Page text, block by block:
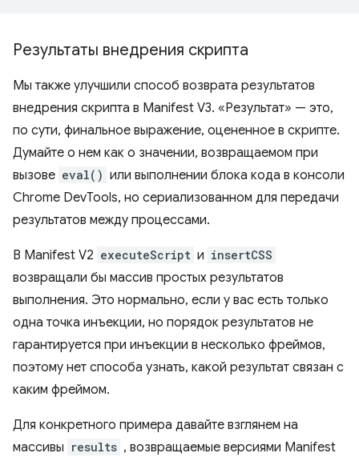
Результаты внедрения скрипта
Мы также улучшили способ возврата результатов
внедрения скрипта в Manifest V3. «Результат» — это,
по сути, финальное выражение, оцененное в скрипте.
Думайте о нем как о значении, возвращаемом при
вызове eval() или выполнении блока кода в консоли
Chrome DevTools, но сериализованном для передачи
результатов между процессами.
В Manifest V2 executeScript и insertCSS
возвращали бы массив простых результатов
выполнения. Это нормально, если у вас есть только
одна точка инъекции, но порядок результатов не
гарантируется при инъекции в несколько фреймов,
поэтому нет способа узнать, какой результат связан с
каким фреймом.
Для конкретного примера давайте взглянем на
массивы results , возвращаемые версиями Manifest